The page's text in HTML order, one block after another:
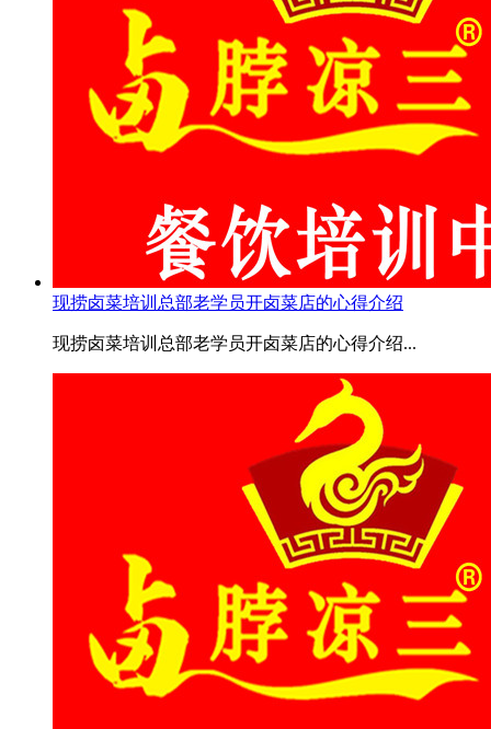
现捞卤菜培训总部老学员开卤菜店的心得介绍
现捞卤菜培训总部老学员开卤菜店的心得介绍...